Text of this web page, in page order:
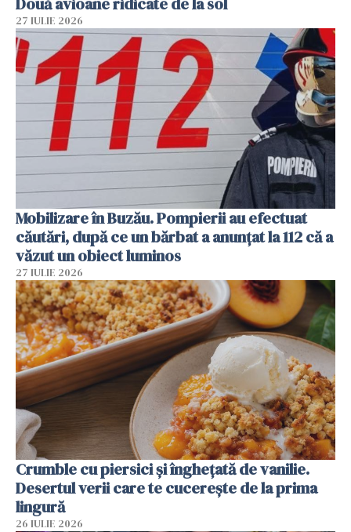
27 IULIE 2026
Mobilizare în Buzău. Pompierii au efectuat
căutări, după ce un bărbat a anunțat la 112 că a
văzut un obiect luminos
27 IULIE 2026
Crumble cu piersici și înghețată de vanilie.
Desertul verii care te cucerește de la prima
lingură
26 IULIE 2026